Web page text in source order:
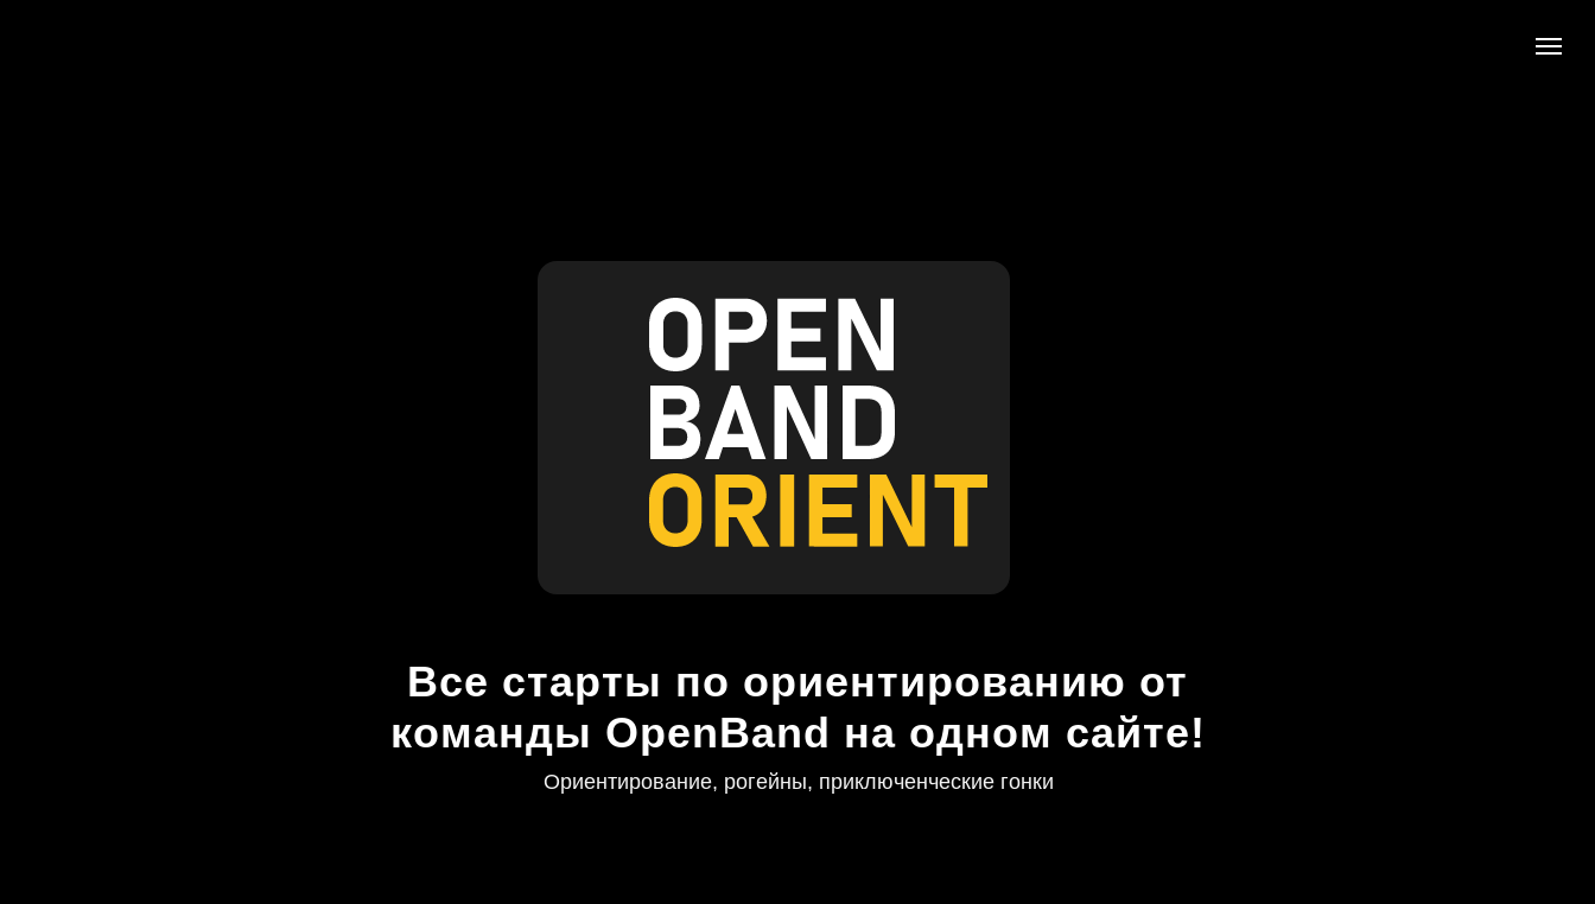
Все старты по ориентированию от
команды OpenBand на одном сайте!
Ориентирование, рогейны, приключенческие гонки